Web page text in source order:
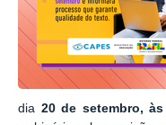
dia 20 de setembro,